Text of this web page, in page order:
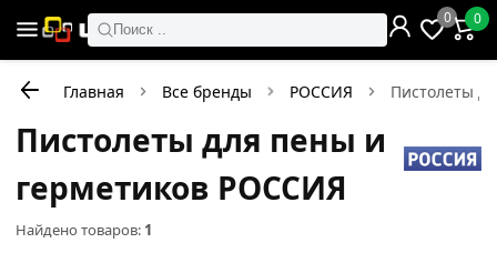
Поиск ..
0 0
Главная Все бренды РОССИЯ Пистолеты
Пистолеты для пены и
герметиков РОССИЯ
Найдено товаров: 1